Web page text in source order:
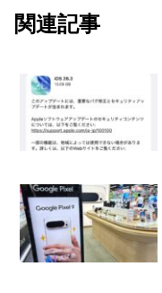
関連記事